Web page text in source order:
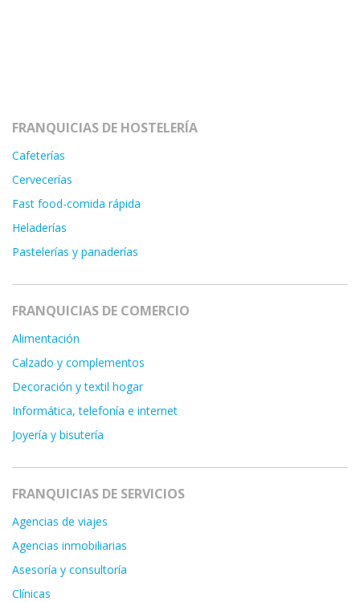
FRANQUICIAS DE HOSTELERÍA
Cafeterías
Cervecerías
Fast food-comida rápida
Heladerías
Pastelerías y panaderías
FRANQUICIAS DE COMERCIO
Alimentación
Calzado y complementos
Decoración y textil hogar
Informática, telefonía e internet
Joyería y bisutería
FRANQUICIAS DE SERVICIOS
Agencias de viajes
Agencias inmobiliarias
Asesoría y consultoría
Clínicas